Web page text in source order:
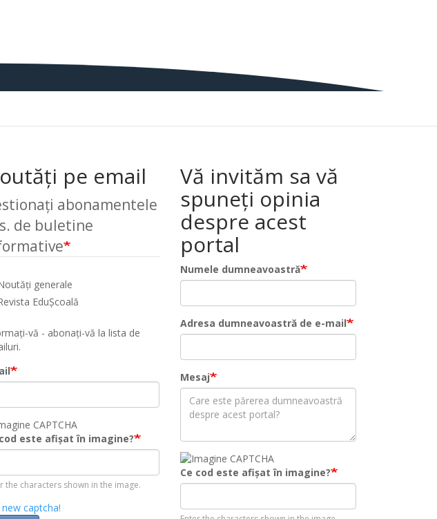
pe email
abonamentele
de buletine
generale
EduȘcoală
vă - abonați-vă la lista de
este afișat în imagine?
the characters shown in the image.
captcha!
Vă invităm sa vă
spuneți opinia
despre acest
portal
Numele dumneavoastră
Adresa dumneavoastră de e-mail
Mesaj
Ce cod este afișat în imagine?